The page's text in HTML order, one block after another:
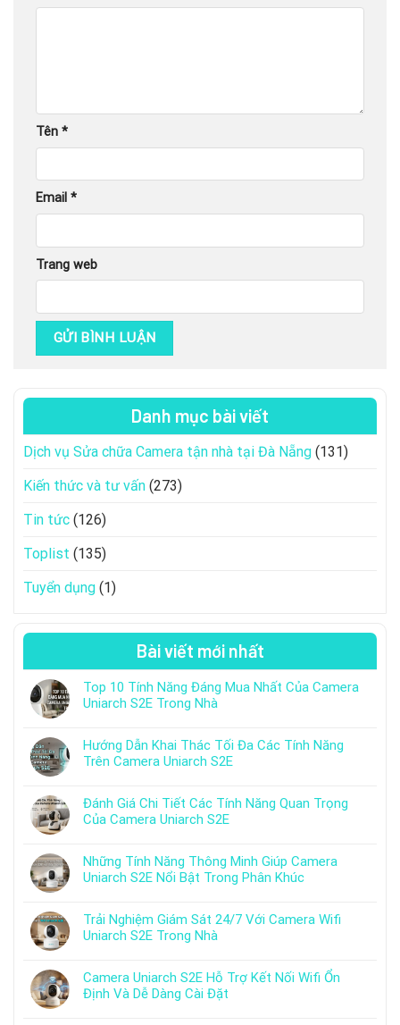
Tên *
Email *
Trang web
Danh mục bài viết
Dịch vụ Sửa chữa Camera tận nhà tại Đà Nẵng (131)
Kiến thức và tư vấn (273)
Tin tức (126)
Toplist (135)
Tuyển dụng (1)
Bài viết mới nhất
Top 10 Tính Năng Đáng Mua Nhất Của Camera
Uniarch S2E Trong Nhà
Hướng Dẫn Khai Thác Tối Đa Các Tính Năng
Trên Camera Uniarch S2E
Đánh Giá Chi Tiết Các Tính Năng Quan Trọng
Của Camera Uniarch S2E
Những Tính Năng Thông Minh Giúp Camera
Uniarch S2E Nổi Bật Trong Phân Khúc
Trải Nghiệm Giám Sát 24/7 Với Camera Wifi
Uniarch S2E Trong Nhà
Camera Uniarch S2E Hỗ Trợ Kết Nối Wifi Ổn
Định Và Dễ Dàng Cài Đặt